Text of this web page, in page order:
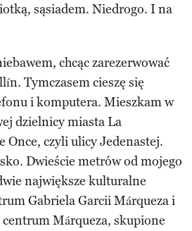
sąsiadem. Niedrogo. I na
chcąc zarezerwować
Tymczasem cieszę się
i komputera. Mieszkam w
dzielnicy miasta La
Once, czyli ulicy Jedenastej.
Dwieście metrów od mojego
największe kulturalne
Gabriela Garcii Márqueza i
Márqueza, skupione